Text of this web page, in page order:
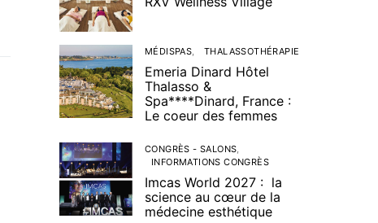
MÉDISPAS THALASSOTHÉRAPIE
Emeria Dinard Hôtel
Thalasso &
Spa****Dinard, France :
Le coeur des femmes
CONGRÈS - SALONS
INFORMATIONS CONGRÈS
Imcas World 2027 : la
science au cœur de la
médecine esthétique